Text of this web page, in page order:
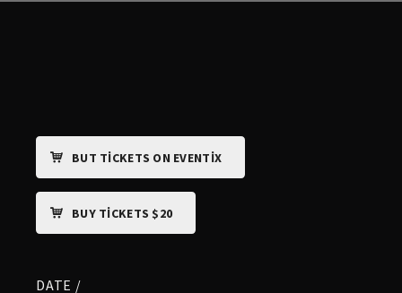
BUT TICKETS ON EVENTIX
BUY TICKETS $20
DATE /